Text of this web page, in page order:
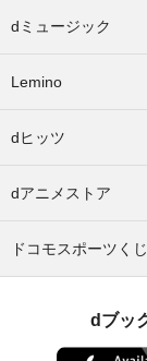
dミュージック
Lemino
dヒッツ
dアニメストア
ドコモスポーツくじ
dブッ